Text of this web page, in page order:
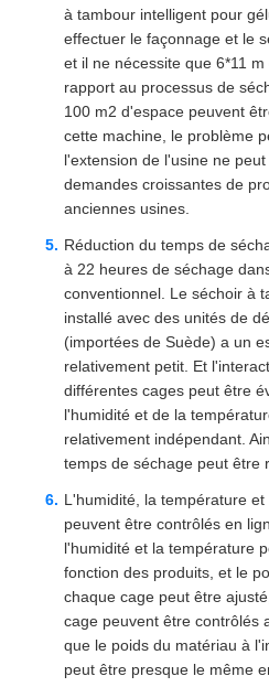
à tambour intelligent pour
effectuer le façonnage et le
et il ne nécessite que 6*11
rapport au processus de
100 m2 d'espace peuvent
cette machine, le problème
l'extension de l'usine ne
demandes croissantes de
anciennes usines.
Réduction du temps de
à 22 heures de séchage
conventionnel. Le séchoir à
installé avec des unités de
(importées de Suède) a un
relativement petit. Et
différentes cages peut être
l'humidité et de la
relativement indépendant.
temps de séchage peut être
L'humidité, la température
peuvent être contrôlés en
l'humidité et la température
fonction des produits, et le
chaque cage peut être
cage peuvent être contrôlés
que le poids du matériau à
peut être presque le même